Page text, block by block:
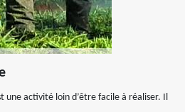
une activité loin d’être facile à réaliser. Il